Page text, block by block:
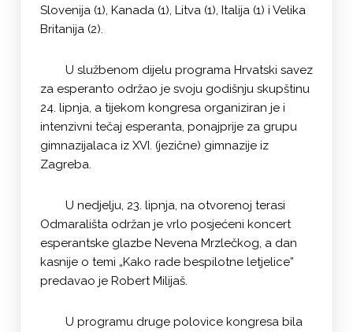
Slovenija (1), Kanada (1), Litva (1), Italija (1) i Velika
Britanija (2).
U službenom dijelu programa Hrvatski savez
za esperanto održao je svoju godišnju skupštinu
24. lipnja, a tijekom kongresa organiziran je i
intenzivni tečaj esperanta, ponajprije za grupu
gimnazijalaca iz XVI. (jezične) gimnazije iz
Zagreba.
U nedjelju, 23. lipnja, na otvorenoj terasi
Odmarališta održan je vrlo posjećeni koncert
esperantske glazbe Nevena Mrzlečkog, a dan
kasnije o temi „Kako rade bespilotne letjelice”
predavao je Robert Milijaš.
U programu druge polovice kongresa bila